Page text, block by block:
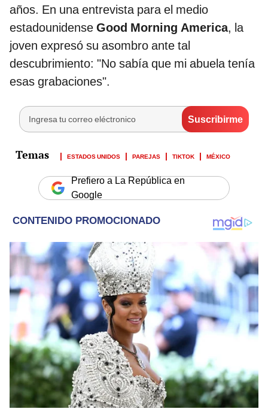
años. En una entrevista para el medio
estadounidense Good Morning America, la
joven expresó su asombro ante tal
descubrimiento: "No sabía que mi abuela tenía
esas grabaciones".
ESTADOS UNIDOS PAREJAS TIKTOK MÉXICO
Prefiero a La República en
Google